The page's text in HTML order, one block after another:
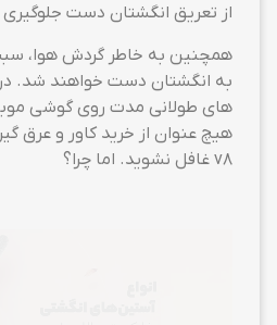
از تعریق انگشتان دست
همچنین به خاطر گردش هوا،
به انگشتان دست خواهند شد.
های طولانی مدت روی گوشی
v8 غافل نشوید. اما چرا؟